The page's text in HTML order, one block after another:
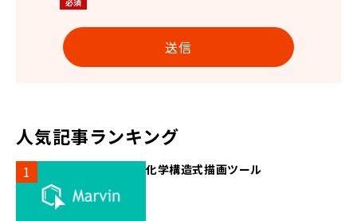
人気記事ランキング
化学構造式描画ツール